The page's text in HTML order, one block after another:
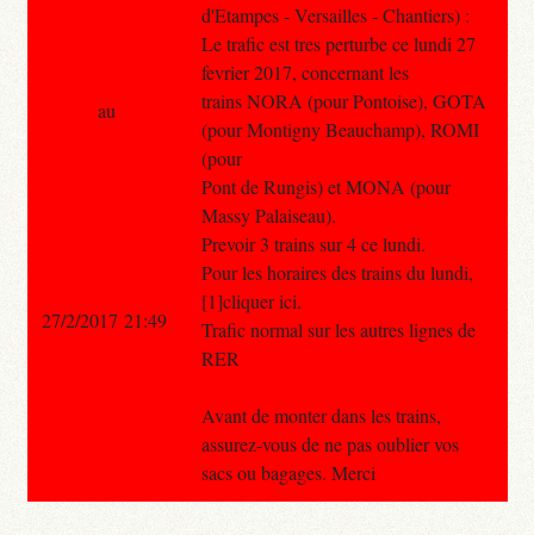
d'Etampes - Versailles - Chantiers) :
Le trafic est tres perturbe ce lundi 27
fevrier 2017, concernant les
trains NORA (pour Pontoise), GOTA
(pour Montigny Beauchamp), ROMI
(pour
Pont de Rungis) et MONA (pour
Massy Palaiseau).
Prevoir 3 trains sur 4 ce lundi.
Pour les horaires des trains du lundi,
[1]cliquer ici.
Trafic normal sur les autres lignes de
RER
Avant de monter dans les trains,
assurez-vous de ne pas oublier vos
sacs ou bagages. Merci
au
27/2/2017 21:49